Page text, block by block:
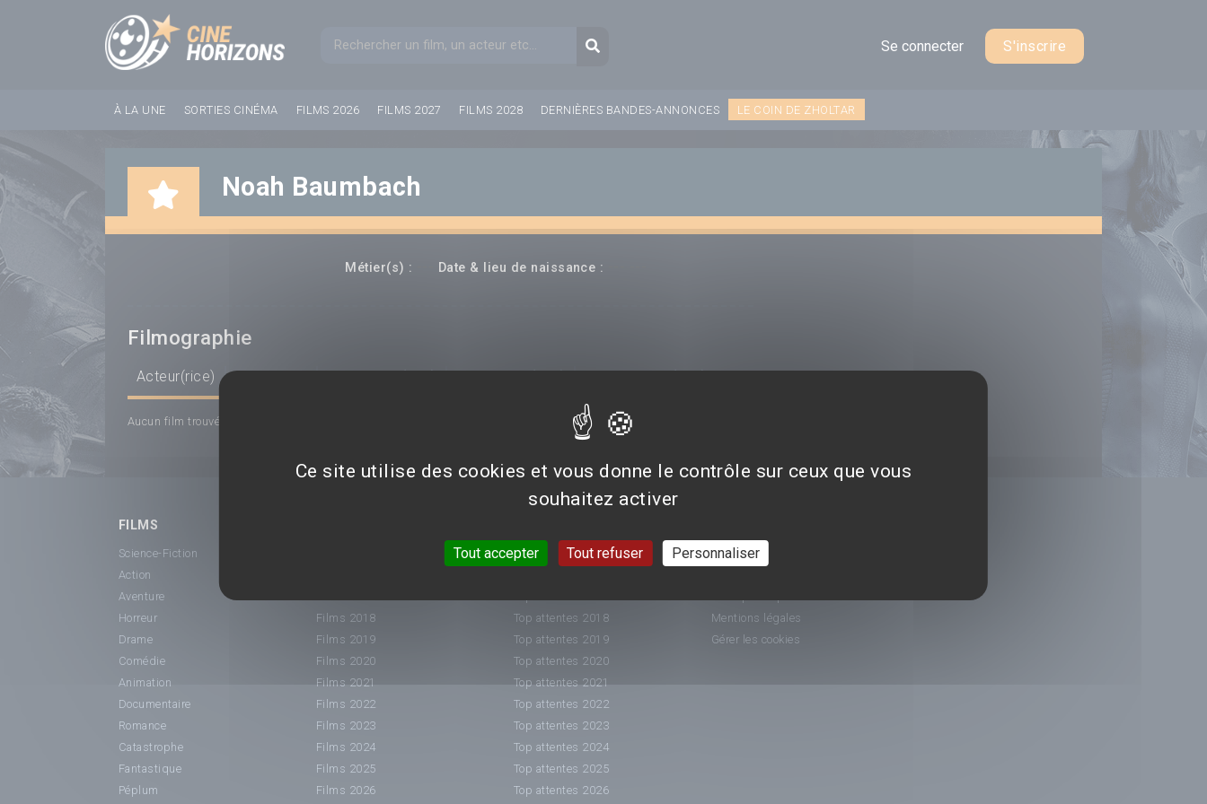
Formulaire de rechercheRecherche
Se connecter S'inscrire
À LA UNE SORTIES CINÉMA FILMS 2026 FILMS 2027 FILMS 2028 DERNIÈRES BANDES-ANNONCES LE COIN DE ZHOLTAR
Noah Baumbach
Métier(s) : Date & lieu de naissance :
Filmographie
Acteur(rice)
Aucun film trouvé...
FILMS
Science-Fiction
Action
Aventure
Horreur
Drame
Comédie
Animation
Documentaire
Romance
Catastrophe
Fantastique
Péplum
Films 2018
Films 2019
Films 2020
Films 2021
Films 2022
Films 2023
Films 2024
Films 2025
Films 2026
Top attentes 2015
Top attentes 2018
Top attentes 2019
Top attentes 2020
Top attentes 2021
Top attentes 2022
Top attentes 2023
Top attentes 2024
Top attentes 2025
Top attentes 2026
Nous contacter
Mentions légales
Gérer les cookies
Panneau de gestion des cookies
Ce site utilise des cookies et vous donne le contrôle sur ceux que vous
souhaitez activer
Tout accepter Tout refuser Personnaliser